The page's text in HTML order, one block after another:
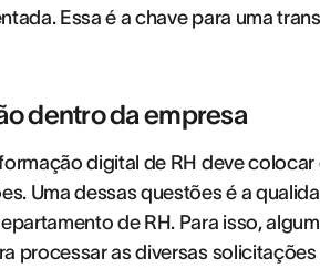
Essa é a chave para uma
dentro da empresa
digital de RH deve
Uma dessas questões é a
de RH. Para isso,
processar as diversas